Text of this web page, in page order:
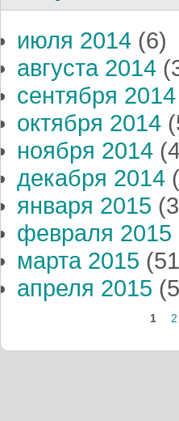
июля 2014 (6)
августа 2014
сентября 2014
октября 2014
ноября 2014
декабря 2014
января 2015
февраля 2015
марта 2015
апреля 2015
1 2